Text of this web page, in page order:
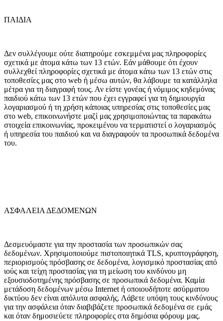
ΠΑΙΔΙΑ
Δεν συλλέγουμε ούτε διατηρούμε εσκεμμένα μας πληροφορίες
σχετικά με άτομα κάτω των 13 ετών. Εάν μάθουμε ότι έχουν
συλλεχθεί πληροφορίες σχετικά με άτομα κάτω των 13 ετών στις
τοποθεσίες μας στο web ή μέσω αυτών, θα λάβουμε τα κατάλληλα
μέτρα για τη διαγραφή τους. Αν είστε γονέας ή νόμιμος κηδεμόνας
παιδιού κάτω των 13 ετών που έχει εγγραφεί για τη δημιουργία
λογαριασμού ή τη χρήση κάποιας υπηρεσίας στις τοποθεσίες μας
στο web, επικοινωνήστε μαζί μας χρησιμοποιώντας τα παρακάτω
στοιχεία επικοινωνίας, προκειμένου να τερματιστεί ο λογαριασμός
ή υπηρεσία του παιδιού και να διαγραφούν τα προσωπικά δεδομένα
του.
ΑΣΦΑΛΕΙΑ ΔΕΔΟΜΕΝΩΝ
Δεσμευόμαστε για την προστασία των προσωπικών σας
δεδομένων. Χρησιμοποιούμε πιστοποιητικά TLS, κρυπτογράφηση,
περιορισμούς πρόσβασης σε δεδομένα, λογισμικό προστασίας από
ιούς και τείχη προστασίας για τη μείωση του κινδύνου μη
εξουσιοδοτημένης πρόσβασης σε προσωπικά δεδομένα. Καμία
μετάδοση δεδομένων μέσω Internet ή οποιουδήποτε ασύρματου
δικτύου δεν είναι απόλυτα ασφαλής. Λάβετε υπόψη τους κινδύνους
για την ασφάλεια όταν διαβιβάζετε προσωπικά δεδομένα σε εμάς
και όταν δημοσιεύετε πληροφορίες στα δημόσια φόρουμ μας.